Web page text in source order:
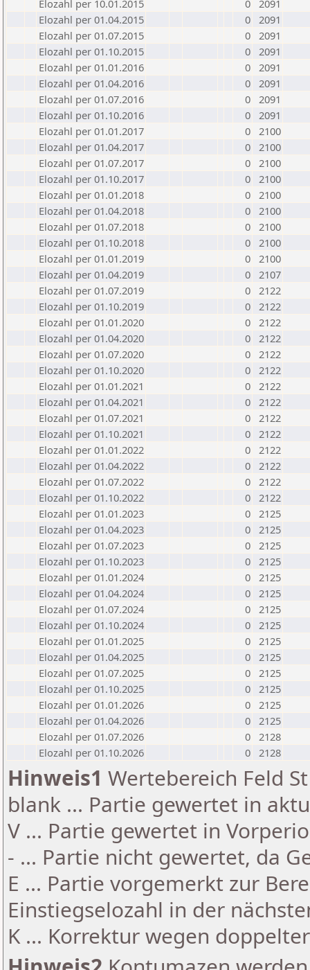
Elozahl per 10.01.2015
0 2091
Elozahl per 01.04.2015
0 2091
Elozahl per 01.07.2015
0 2091
Elozahl per 01.10.2015
0 2091
Elozahl per 01.01.2016
0 2091
Elozahl per 01.04.2016
0 2091
Elozahl per 01.07.2016
0 2091
Elozahl per 01.10.2016
0 2091
Elozahl per 01.01.2017
0 2100
Elozahl per 01.04.2017
0 2100
Elozahl per 01.07.2017
0 2100
Elozahl per 01.10.2017
0 2100
Elozahl per 01.01.2018
0 2100
Elozahl per 01.04.2018
0 2100
Elozahl per 01.07.2018
0 2100
Elozahl per 01.10.2018
0 2100
Elozahl per 01.01.2019
0 2100
Elozahl per 01.04.2019
0 2107
Elozahl per 01.07.2019
0 2122
Elozahl per 01.10.2019
0 2122
Elozahl per 01.01.2020
0 2122
Elozahl per 01.04.2020
0 2122
Elozahl per 01.07.2020
0 2122
Elozahl per 01.10.2020
0 2122
Elozahl per 01.01.2021
0 2122
Elozahl per 01.04.2021
0 2122
Elozahl per 01.07.2021
0 2122
Elozahl per 01.10.2021
0 2122
Elozahl per 01.01.2022
0 2122
Elozahl per 01.04.2022
0 2122
Elozahl per 01.07.2022
0 2122
Elozahl per 01.10.2022
0 2122
Elozahl per 01.01.2023
0 2125
Elozahl per 01.04.2023
0 2125
Elozahl per 01.07.2023
0 2125
Elozahl per 01.10.2023
0 2125
Elozahl per 01.01.2024
0 2125
Elozahl per 01.04.2024
0 2125
Elozahl per 01.07.2024
0 2125
Elozahl per 01.10.2024
0 2125
Elozahl per 01.01.2025
0 2125
Elozahl per 01.04.2025
0 2125
Elozahl per 01.07.2025
0 2125
Elozahl per 01.10.2025
0 2125
Elozahl per 01.01.2026
0 2125
Elozahl per 01.04.2026
0 2125
Elozahl per 01.07.2026
0 2128
Elozahl per 01.10.2026
0 2128
Hinweis1 Wertebereich Feld
blank ... Partie gewertet in
V ... Partie gewertet in
- ... Partie nicht gewertet, da
E ... Partie vorgemerkt zur
Einstiegselozahl in der
K ... Korrektur wegen